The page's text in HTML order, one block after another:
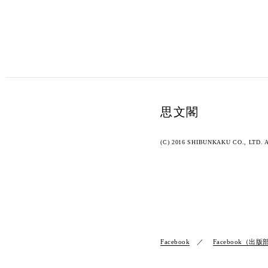
思文閣
(C) 2016 SHIBUNKAKU CO., LTD.
Facebook Facebook（出版